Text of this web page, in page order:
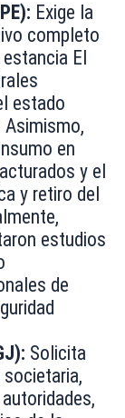
Exige la
completo
El
estado
en
y el
y retiro del
estudios
de
Solicita